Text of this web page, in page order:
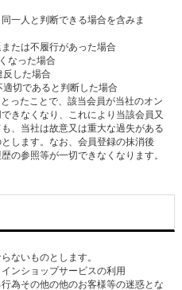
人と判断できる場合を含みま
たは不履行があった場合
なった場合
した場合
切であると判断した場合
ったことで、該当会員が当社のオン
きなくなり、これにより当該会員又
、当社は故意又は重大な過失がある
します。なお、会員登録の抹消後
の参照等が一切できなくなります。
ないものとします。
ンショップサービスの利用
為その他の他のお客様等の迷惑とな